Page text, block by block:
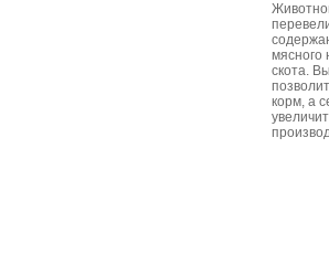
мясного
скота.
корм, а